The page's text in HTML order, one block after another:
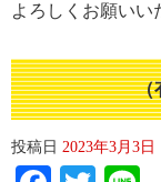
よろしくお願いい
（
投稿日 2023年3月3日